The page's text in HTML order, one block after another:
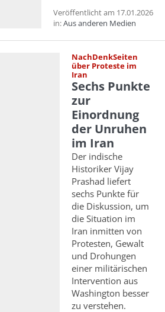
Veröffentlicht am 17.01.2026
in:Aus anderen Medien
NachDenkSeiten
über Proteste im
Iran
Sechs Punkte
zur
Einordnung
der Unruhen
im Iran
Der indische
Historiker Vijay
Prashad liefert
sechs Punkte für
die Diskussion, um
die Situation im
Iran inmitten von
Protesten, Gewalt
und Drohungen
einer militärischen
Intervention aus
Washington besser
zu verstehen.